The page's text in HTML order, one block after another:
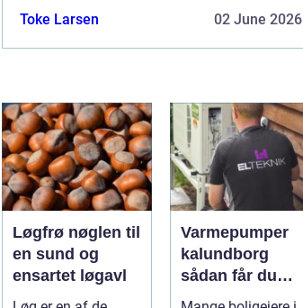
meget fleksibilitet – og det er, når man lejer
Toke Larsen 02 June 2026
Løgfrø nøglen til
en sund og
ensartet løgavl
Varmepumper
kalundborg
sådan får du
billigere og